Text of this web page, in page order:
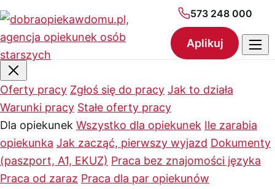
573 248 000
Aplikuj
Oferty pracy Zgłoś się do pracy Jak to działa
Warunki pracy Stałe oferty pracy
Dla opiekunek Wszystko dla opiekunek Ile zarabia
opiekunka Jak zacząć, pierwszy wyjazd Dokumenty
(paszport, A1, EKUZ) Praca bez znajomości języka
Praca od zaraz Praca dla par opiekunów